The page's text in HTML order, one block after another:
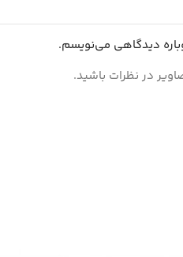
دیدگاهی می‌نویسم.
در نظرات باشید.